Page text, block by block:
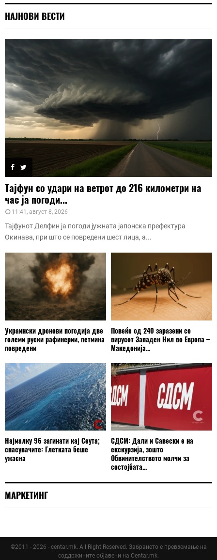
НАЈНОВИ ВЕСТИ
Тајфун со удари на ветрот до 216 километри на
час ја погоди...
11:41, август 8, 2026
Тајфунот Делфин ја погоди јужната јапонска префектура
Окинава, при што се повредени шест лица, а...
Украински дронови погодија две
големи руски рафинерии, петмина
повредени
Повеќе од 240 заразени со
вирусот Западен Нил во Европа –
Македонија...
Најмалку 96 загинати кај Сеута;
спасувачите: Глетката беше
ужасна
СДСМ: Дали и Савески е на
екскурзија, зошто
Обвинителството молчи за
состојбата...
МАРКЕТИНГ
©2011 - 2026 - centar.mk. All Right Reserved. Забрането е превземање на
соддржините објавени на Centar.mk.